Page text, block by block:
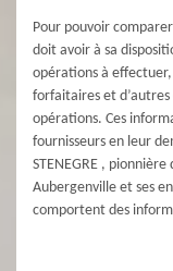
Pour pouvoir
doit avoir à sa
opérations à
forfaitaires et
opérations. Ces
fournisseurs en leur
STENEGRE ,
Aubergenville et ses
comportent des